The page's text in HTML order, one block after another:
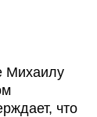
Михаилу
что